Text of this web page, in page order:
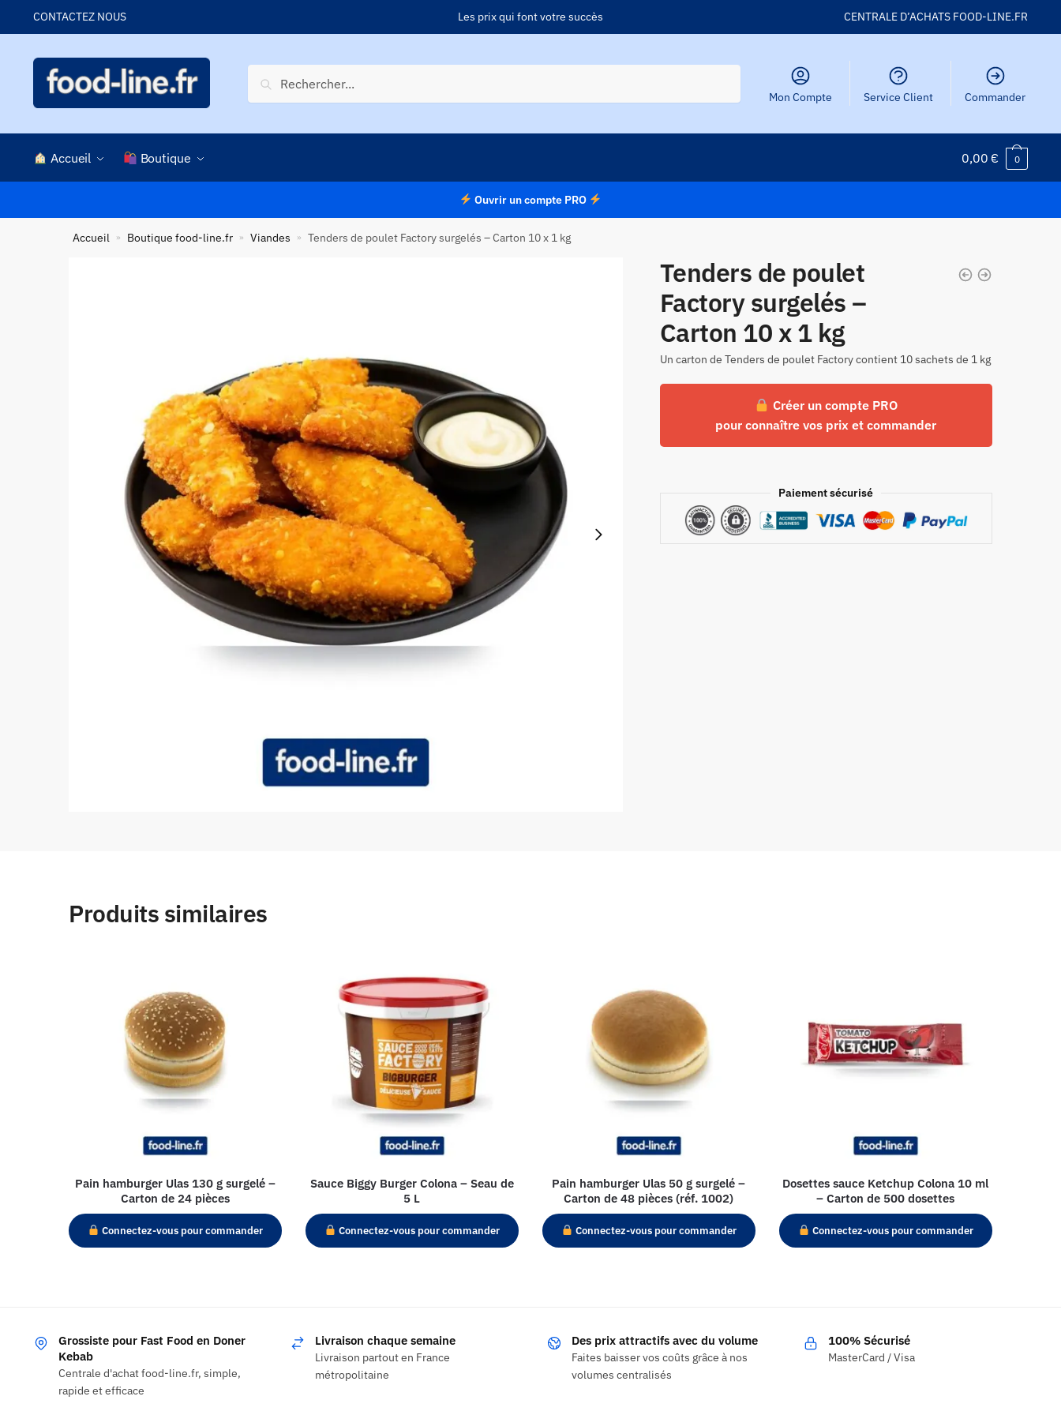
CONTACTEZ NOUS Les prix qui font votre succès CENTRALE D’ACHATS FOOD-LINE.FR
pour :
Recherche
Mon Compte Service Client Commander
Accueil Boutique 0,00 € 0
Ouvrir un compte PRO
Accueil » Boutique food-line.fr » Viandes » Tenders de poulet Factory surgelés – Carton 10 x 1 kg
Tenders de poulet
Factory surgelés –
Carton 10 x 1 kg
Un carton de Tenders de poulet Factory contient 10 sachets de 1 kg
Créer un compte PRO
pour connaître vos prix et commander
Paiement sécurisé
Produits similaires
Pain hamburger Ulas 130 g surgelé –
Carton de 24 pièces
Connectez-vous pour commander
Sauce Biggy Burger Colona – Seau de
5 L
Connectez-vous pour commander
Pain hamburger Ulas 50 g surgelé –
Carton de 48 pièces (réf. 1002)
Connectez-vous pour commander
Dosettes sauce Ketchup Colona 10 ml
– Carton de 500 dosettes
Connectez-vous pour commander
Grossiste pour Fast Food en Doner
Kebab
Centrale d'achat food-line.fr, simple,
rapide et efficace
Livraison chaque semaine
Livraison partout en France
métropolitaine
Des prix attractifs avec du volume
Faites baisser vos coûts grâce à nos
volumes centralisés
100% Sécurisé
MasterCard / Visa